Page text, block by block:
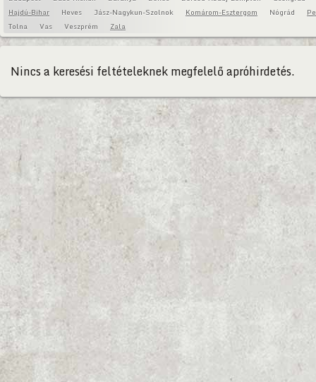
Hajdú-Bihar
Heves Jász-Nagykun-Szolnok Komárom-Esztergom Nógrád
Tolna
Vas Veszprém Zala
Nincs a keresési feltételeknek megfelelő apróhirdetés.